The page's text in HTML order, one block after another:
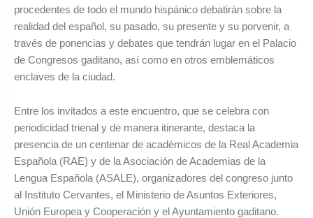
procedentes de todo el mundo hispánico debatirán sobre la
realidad del español, su pasado, su presente y su porvenir, a
través de ponencias y debates que tendrán lugar en el Palacio
de Congresos gaditano, así como en otros emblemáticos
enclaves de la ciudad.
Entre los invitados a este encuentro, que se celebra con
periodicidad trienal y de manera itinerante, destaca la
presencia de un centenar de académicos de la Real Academia
Española (RAE) y de la Asociación de Academias de la
Lengua Española (ASALE), organizadores del congreso junto
al Instituto Cervantes, el Ministerio de Asuntos Exteriores,
Unión Europea y Cooperación y el Ayuntamiento gaditano.